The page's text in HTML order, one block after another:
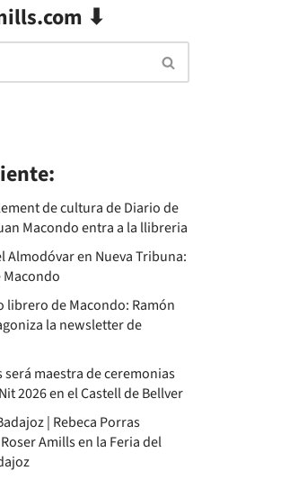
⬇
de cultura de Diario de
Macondo entra a la llibreria
Almodóvar en Nueva Tribuna:
librero de Macondo: Ramón
la newsletter de
será maestra de ceremonias
2026 en el Castell de Bellver
| Rebeca Porras
Amills en la Feria del